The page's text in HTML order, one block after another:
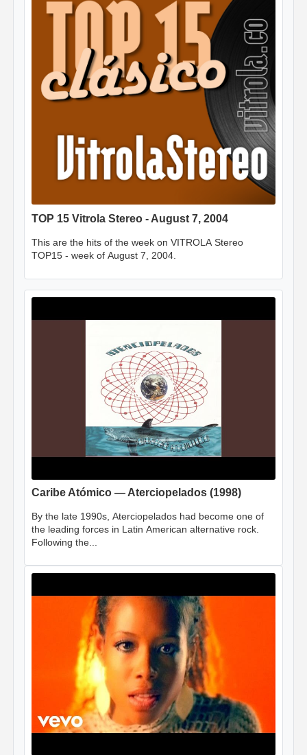
TOP 15 Vitrola Stereo - August 7, 2004
This are the hits of the week on VITROLA Stereo
TOP15 - week of August 7, 2004.
Caribe Atómico — Aterciopelados (1998)
By the late 1990s, Aterciopelados had become one of
the leading forces in Latin American alternative rock.
Following the...